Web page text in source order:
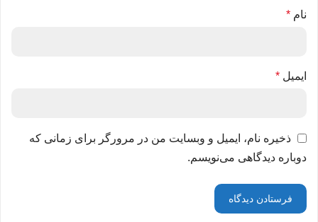
نام *
ایمیل *
ذخیره نام، ایمیل و وبسایت من در مرورگر برای زمانی که
دوباره دیدگاهی می‌نویسم.